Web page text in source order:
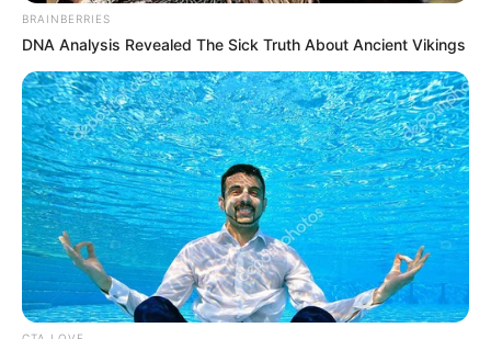
เดือนเมษายน
วิธี คลายเครียด เธอเป็นคนที่มีสมาธิในการทำงานมากจน
บางครั้งลืมขยับเขยื้อนร่างกาย ทำให้อาการเมื่อยเข้า
ครอบงำ วิธีผ่อนคลายของเธอคือการได้ออกแรงมากๆกับ
กีฬาผาดโผน หรือไปเล่นเครื่องเล่นเสี่ยงตายในสวนสนุก
BRAINBERRIES
DNA Analysis Revealed The Sick Truth About Ancient Vikings